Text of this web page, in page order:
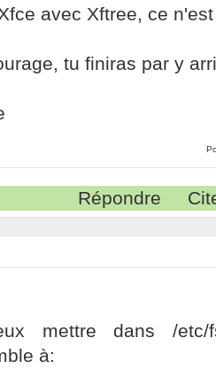
avec Xftree, ce
tu finiras par y
Répondre
mettre dans /
à: